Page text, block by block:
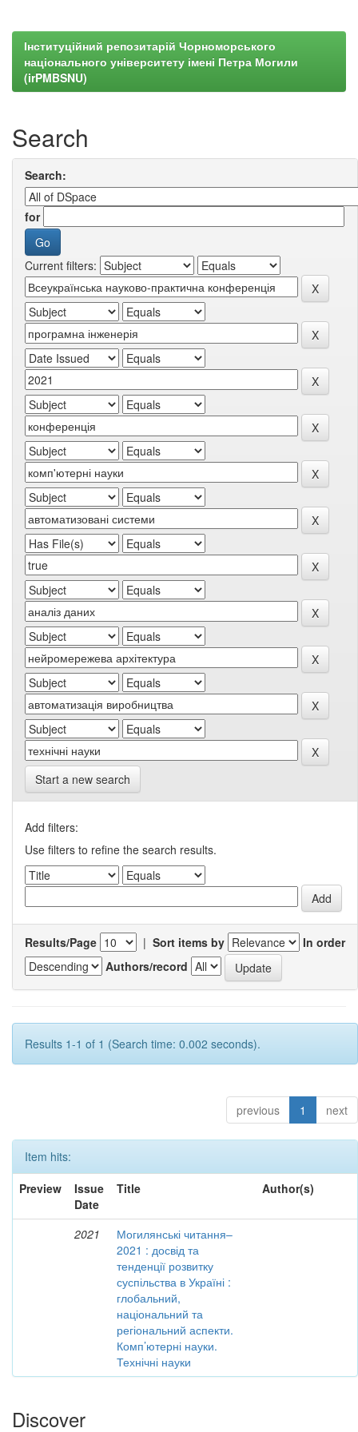
Інституційний репозитарій Чорноморського
національного університету імені Петра Могили
(irPMBSNU)
Search
Search:
for
Current filters:
Start a new search
Add filters:
Use filters to refine the search results.
Results/Page | Sort items by
In order
Authors/record
Results 1-1 of 1 (Search time: 0.002 seconds).
previous 1 next
Item hits:
Preview
Issue
Date
Title Author(s)
2021
Могилянські читання–
2021 : досвід та
тенденції розвитку
суспільства в Україні :
глобальний,
національний та
регіональний аспекти.
Комп’ютерні науки.
Технічні науки
Discover